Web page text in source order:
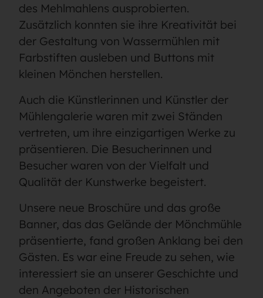
des Mehlmahlens ausprobierten.
Zusätzlich konnten sie ihre Kreativität bei
der Gestaltung von Wassermühlen mit
Farbstiften ausleben und Buttons mit
kleinen Mönchen herstellen.
Auch die Künstlerinnen und Künstler der
Mühlengalerie waren mit zwei Ständen
vertreten, um ihre einzigartigen Werke zu
präsentieren. Die Besucherinnen und
Besucher waren von der Vielfalt und
Qualität der Kunstwerke begeistert.
Unsere neue Broschüre und das große
Banner, das das Gelände der Mönchmühle
präsentierte, fand großen Anklang bei den
Gästen. Es war eine Freude zu sehen, wie
interessiert sie an unserer Geschichte und
den Angeboten der Historischen